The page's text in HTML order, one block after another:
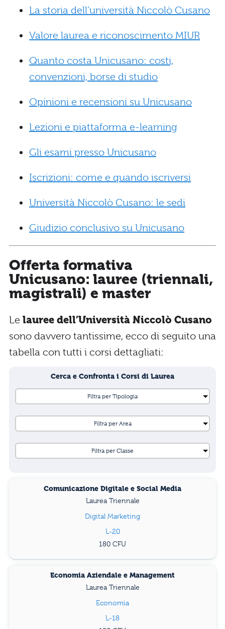
La storia dell’università Niccolò Cusano
Valore laurea e riconoscimento MIUR
Quanto costa Unicusano: costi,
convenzioni, borse di studio
Opinioni e recensioni su Unicusano
Lezioni e piattaforma e-learning
Gli esami presso Unicusano
Iscrizioni: come e quando iscriversi
Università Niccolò Cusano: le sedi
Giudizio conclusivo su Unicusano
Offerta formativa
Unicusano: lauree (triennali,
magistrali) e master
Le lauree dell’Università Niccolò Cusano
sono davvero tantissime, ecco di seguito una
tabella con tutti i corsi dettagliati:
Cerca e Confronta i Corsi di Laurea
Comunicazione Digitale e Social Media
Laurea Triennale
Digital Marketing
L-20
180
Economia Aziendale e Management
Laurea Triennale
Economia
L-18